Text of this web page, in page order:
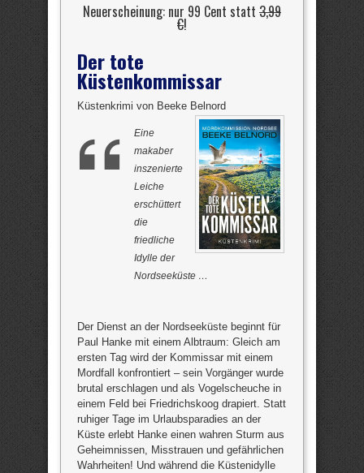
Neuerscheinung: nur 99 Cent statt 3,99
€!
Der tote
Küstenkommissar
Küstenkrimi von Beeke Belnord
Eine
makaber
inszenierte
Leiche
erschüttert
die
friedliche
Idylle der
Nordseeküste …
Der Dienst an der Nordseeküste beginnt für
Paul Hanke mit einem Albtraum: Gleich am
ersten Tag wird der Kommissar mit einem
Mordfall konfrontiert – sein Vorgänger wurde
brutal erschlagen und als Vogelscheuche in
einem Feld bei Friedrichskoog drapiert. Statt
ruhiger Tage im Urlaubsparadies an der
Küste erlebt Hanke einen wahren Sturm aus
Geheimnissen, Misstrauen und gefährlichen
Wahrheiten! Und während die Küstenidylle